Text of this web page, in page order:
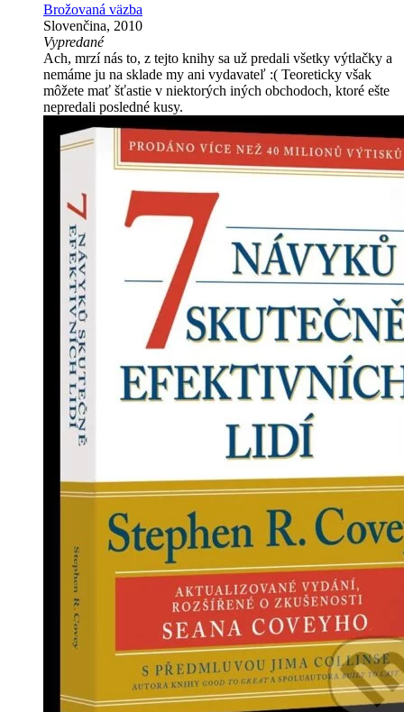
Brožovaná väzba
Slovenčina, 2010
Vypredané
Ach, mrzí nás to, z tejto knihy sa už predali všetky výtlačky a
nemáme ju na sklade my ani vydavateľ :( Teoreticky však
môžete mať šťastie v niektorých iných obchodoch, ktoré ešte
nepredali posledné kusy.